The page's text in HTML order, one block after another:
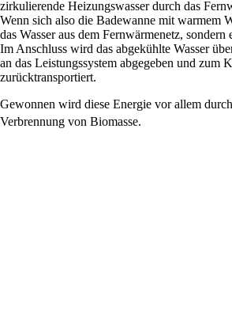
zirkulierende Heizungswasser durch das
Wenn sich also die Badewanne mit warmem
das Wasser aus dem Fernwärmenetz, sondern
Im Anschluss wird das abgekühlte Wasser
an das Leistungssystem abgegeben und zum
zurücktransportiert.
Gewonnen wird diese Energie vor allem
Verbrennung von Biomasse.